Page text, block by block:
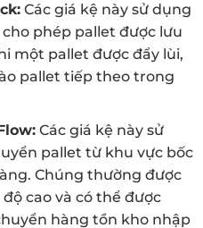
:Các giá kệ này sử dụng
phép pallet được lưu
một pallet được đẩy lùi,
pallet tiếp theo trong
:Các giá kệ này sử
pallet từ khu vực bốc
Chúng thường được
cao và có thể được
hàng tồn kho nhập